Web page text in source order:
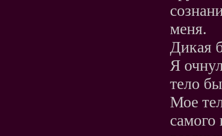
меня.
Дикая
Я
тело
Мое